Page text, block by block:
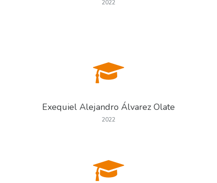
2022
Exequiel Alejandro Álvarez Olate
2022